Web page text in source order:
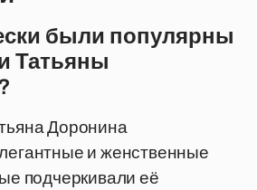
были популярны
Татьяны
Доронина
и женственные
подчеркивали её